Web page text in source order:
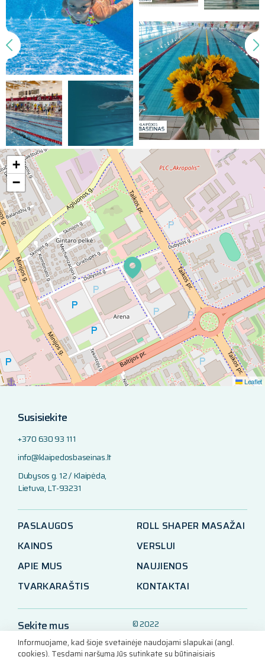
Susisiekite
+370 630 93 111
info@klaipedosbaseinas.lt
Dubysos g. 12 / Klaipėda,
Lietuva, LT-93231
PASLAUGOS
KAINOS
APIE MUS
TVARKARAŠTIS
ROLL SHAPER MASAŽAI
VERSLUI
NAUJIENOS
KONTAKTAI
Sekite mus
LinkedIn
© 2022
Klaipėdos baseinas
+
−
Leaflet
Informuojame, kad šioje svetainėje naudojami slapukai (angl.
cookies). Tęsdami naršymą Jūs sutinkate su būtinaisiais